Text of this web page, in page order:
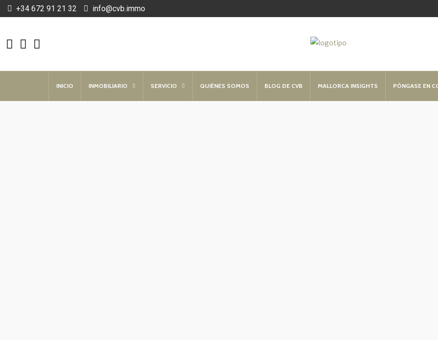
+34 672 91 21 32 info@cvb.immo
INICIO INMOBILIARIO SERVICIO QUIÉNES SOMOS BLOG DE CVB MALLORCA INSIGHTS PÓNGASE EN